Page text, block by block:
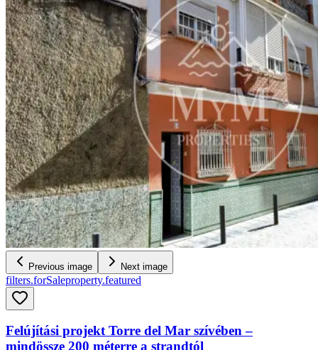
Previous image Next image
filters.forSaleproperty.featured
Felújítási projekt Torre del Mar szívében –
mindössze 200 méterre a strandtól